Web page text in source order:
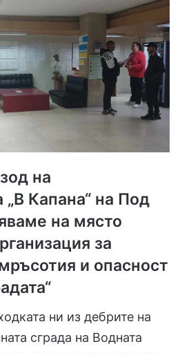
на
„В Капана“ на Под
на място
за
и опасност
ни из дебрите на
сграда на Водната